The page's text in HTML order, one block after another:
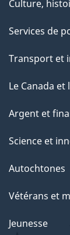
Culture,
Services de
Transport et
Le Canada et
Argent et
Science et
Autochtones
Vétérans et
Jeunesse